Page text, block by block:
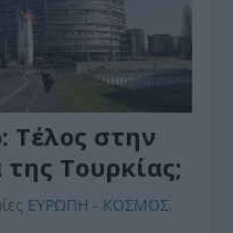
Τέλος στην
Τουρκίας;
ΕΥΡΩΠΗ - ΚΟΣΜΟΣ,